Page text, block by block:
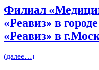
Филиал
«Реавиз» в
«Реавиз» в
(далее…)